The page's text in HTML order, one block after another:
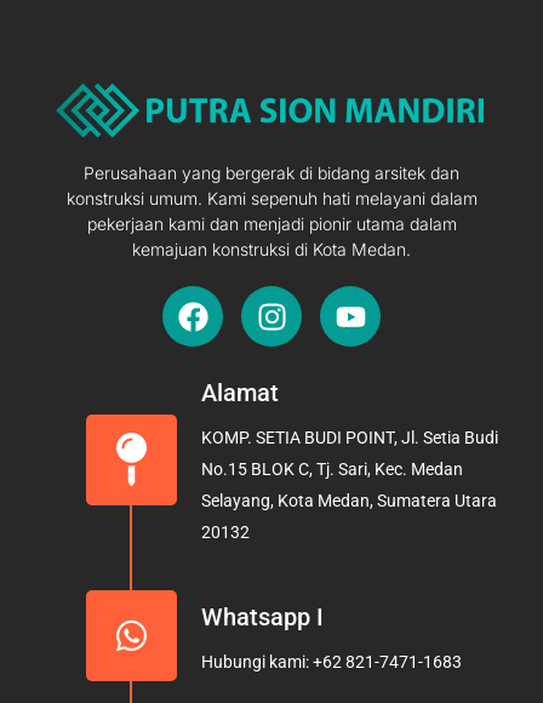
Perusahaan yang bergerak di bidang arsitek dan
konstruksi umum. Kami sepenuh hati melayani dalam
pekerjaan kami dan menjadi pionir utama dalam
kemajuan konstruksi di Kota Medan.
F
a
e
o
o
k
I
n
t
g
r
a
Y
o
b
e
Alamat
KOMP. SETIA BUDI POINT, Jl. Setia Budi
No.15 BLOK C, Tj. Sari, Kec. Medan
Selayang, Kota Medan, Sumatera Utara
20132
Whatsapp I
Hubungi kami: +62 821-7471-1683